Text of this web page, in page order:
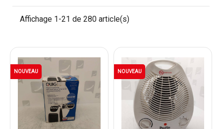
Affichage 1-21 de 280 article(s)
NOUVEAU NOUVEAU